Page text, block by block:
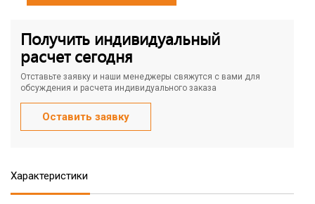
Получить индивидуальный
расчет сегодня
Отставьте заявку и наши менеджеры свяжутся с вами для
обсуждения и расчета индивидуального заказа
Оставить заявку
Характеристики